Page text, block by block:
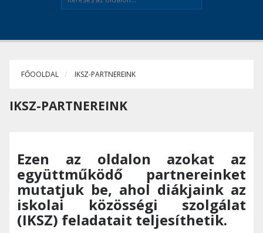
FŐOOLDAL IKSZ-PARTNEREINK
IKSZ-PARTNEREINK
Ezen az oldalon azokat az
együttműködő partnereinket
mutatjuk be, ahol diákjaink az
iskolai közösségi szolgálat
(IKSZ) feladatait teljesíthetik.